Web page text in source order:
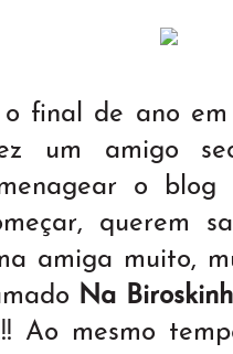
final de ano
um amigo
o
querem
amiga muito,
Na
Ao mesmo